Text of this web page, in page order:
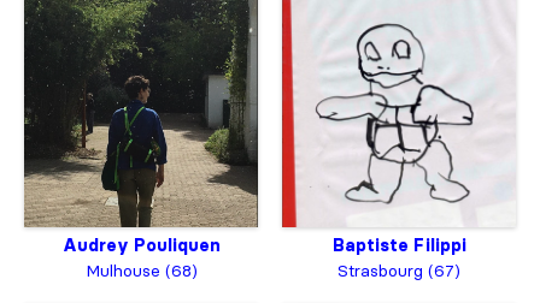
Audrey Pouliquen
Mulhouse (68)
Baptiste Filippi
Strasbourg (67)